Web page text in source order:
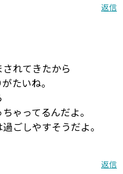
返信
れてきたから
たいね。
ゃってるんだよ。
ごしやすそうだよ。
返信